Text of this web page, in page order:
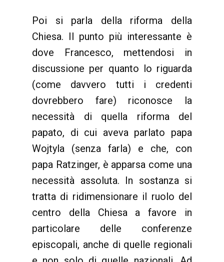
Poi si parla della riforma della
Chiesa. Il punto più interessante è
dove Francesco, mettendosi in
discussione per quanto lo riguarda
(come davvero tutti i credenti
dovrebbero fare) riconosce la
necessità di quella riforma del
papato, di cui aveva parlato papa
Wojtyla (senza farla) e che, con
papa Ratzinger, è apparsa come una
necessità assoluta. In sostanza si
tratta di ridimensionare il ruolo del
centro della Chiesa a favore in
particolare delle conferenze
episcopali, anche di quelle regionali